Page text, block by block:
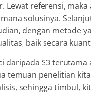
Lewat referensi,
solusinya.
dengan metode
baik secara
daripada S3
temuan penelitian
sehingga timbul,